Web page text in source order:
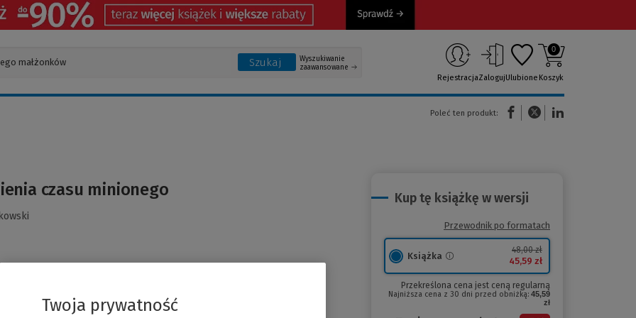
Szukaj
Wyszukiwanie
zaawansowane
RejestracjaZalogujUlubione
0
Koszyk
Poleć ten produkt:
(Nowe okno)(Link do innej strony)
czasu minionego Kup tę książkę w wersji
Przewodnik po formatach
Książka
48,00 zł
45,59 zł
Przekreślona cena jest ceną regularną
Najniższa cena z 30 dni przed obniżką: 45,59
zł
Twoja prywatność